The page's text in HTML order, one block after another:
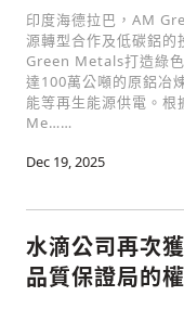
印度海德拉巴，AM
源轉型合作及低碳鋁
Green Metals打造綠
達100萬公噸的原鋁冶
能等再生能源供電。
Me……
Dec 19, 2025
水滴公司再次
品質保證局的